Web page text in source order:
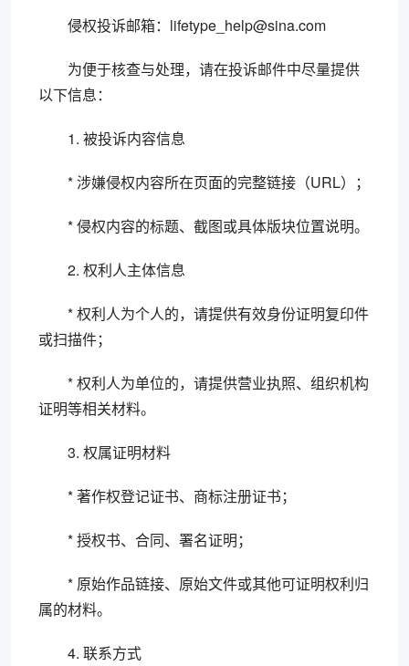
侵权投诉邮箱：lifetype_help@sina.com
为便于核查与处理，请在投诉邮件中尽量提供
以下信息：
1. 被投诉内容信息
* 涉嫌侵权内容所在页面的完整链接（URL）；
* 侵权内容的标题、截图或具体版块位置说明。
2. 权利人主体信息
* 权利人为个人的，请提供有效身份证明复印件
或扫描件；
* 权利人为单位的，请提供营业执照、组织机构
证明等相关材料。
3. 权属证明材料
* 著作权登记证书、商标注册证书；
* 授权书、合同、署名证明；
* 原始作品链接、原始文件或其他可证明权利归
属的材料。
4. 联系方式